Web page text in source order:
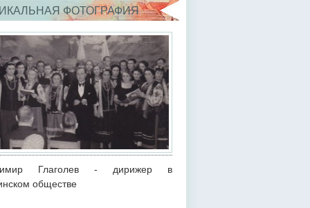
ФОТОГРАФИЯ
Глаголев - дирижер в
обществе